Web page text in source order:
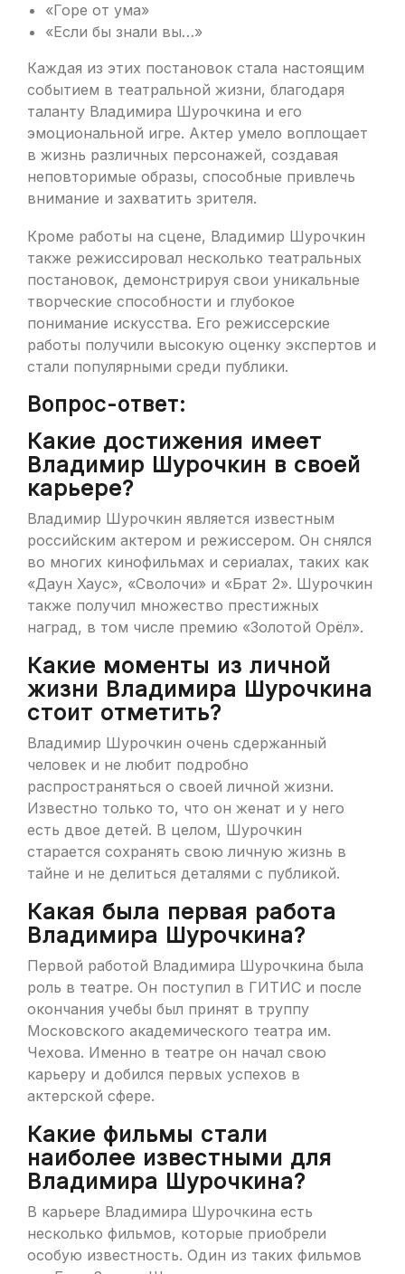
«Горе от ума»
«Если бы знали вы…»
Каждая из этих постановок стала настоящим
событием в театральной жизни, благодаря
таланту Владимира Шурочкина и его
эмоциональной игре. Актер умело воплощает
в жизнь различных персонажей, создавая
неповторимые образы, способные привлечь
внимание и захватить зрителя.
Кроме работы на сцене, Владимир Шурочкин
также режиссировал несколько театральных
постановок, демонстрируя свои уникальные
творческие способности и глубокое
понимание искусства. Его режиссерские
работы получили высокую оценку экспертов и
стали популярными среди публики.
Вопрос-ответ:
Какие достижения имеет
Владимир Шурочкин в своей
карьере?
Владимир Шурочкин является известным
российским актером и режиссером. Он снялся
во многих кинофильмах и сериалах, таких как
«Даун Хаус», «Сволочи» и «Брат 2». Шурочкин
также получил множество престижных
наград, в том числе премию «Золотой Орёл».
Какие моменты из личной
жизни Владимира Шурочкина
стоит отметить?
Владимир Шурочкин очень сдержанный
человек и не любит подробно
распространяться о своей личной жизни.
Известно только то, что он женат и у него
есть двое детей. В целом, Шурочкин
старается сохранять свою личную жизнь в
тайне и не делиться деталями с публикой.
Какая была первая работа
Владимира Шурочкина?
Первой работой Владимира Шурочкина была
роль в театре. Он поступил в ГИТИС и после
окончания учебы был принят в труппу
Московского академического театра им.
Чехова. Именно в театре он начал свою
карьеру и добился первых успехов в
актерской сфере.
Какие фильмы стали
наиболее известными для
Владимира Шурочкина?
В карьере Владимира Шурочкина есть
несколько фильмов, которые приобрели
особую известность. Один из таких фильмов